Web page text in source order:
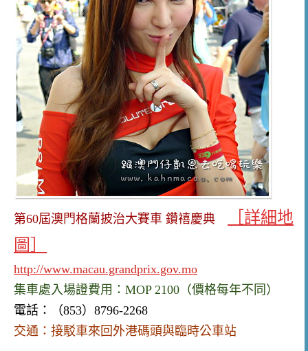
第60屆澳門格蘭披治大賽車 鑽禧慶典
［詳細地
圖］
http://www.macau.grandprix.gov.mo
集車處入場證費用：MOP 2100（價格每年不同）
電話：（853）8796-2268
交通： 接駁車來回外港碼頭與臨時公車站